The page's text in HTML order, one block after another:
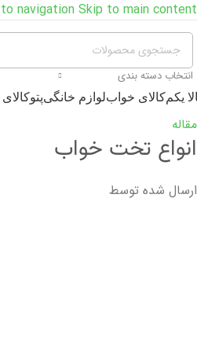
navigation Skip to main content
انتخاب دسته بندی
یکمکالای خوابلوازم خانگیپتو
مقاله
انواع تخت خواب
ارسال شده توسط